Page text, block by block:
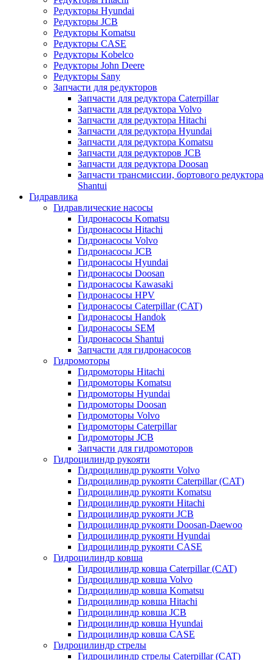
Редукторы Hyundai
Редукторы JCB
Редукторы Komatsu
Редукторы CASE
Редукторы Kobelco
Редукторы John Deere
Редукторы Sany
Запчасти для редукторов
Запчасти для редуктора Caterpillar
Запчасти для редуктора Volvo
Запчасти для редуктора Hitachi
Запчасти для редуктора Hyundai
Запчасти для редуктора Komatsu
Запчасти для редукторов JCB
Запчасти для редуктора Doosan
Запчасти трансмиссии, бортового редуктора
Shantui
Гидравлика
Гидравлические насосы
Гидронасосы Komatsu
Гидронасосы Hitachi
Гидронасосы Volvo
Гидронасосы JCB
Гидронасосы Hyundai
Гидронасосы Doosan
Гидронасосы Kawasaki
Гидронасосы HPV
Гидронасосы Caterpillar (CAT)
Гидронасосы Handok
Гидронасосы SEM
Гидронасосы Shantui
Запчасти для гидронасосов
Гидромоторы
Гидромоторы Hitachi
Гидромоторы Komatsu
Гидромоторы Hyundai
Гидромоторы Doosan
Гидромоторы Volvo
Гидромоторы Caterpillar
Гидромоторы JCB
Запчасти для гидромоторов
Гидроцилиндр рукояти
Гидроцилиндр рукояти Volvo
Гидроцилиндр рукояти Caterpillar (CAT)
Гидроцилиндр рукояти Komatsu
Гидроцилиндр рукояти Hitachi
Гидроцилиндр рукояти JCB
Гидроцилиндр рукояти Doosan-Daewoo
Гидроцилиндр рукояти Hyundai
Гидроцилиндр рукояти CASE
Гидроцилиндр ковша
Гидроцилиндр ковша Caterpillar (CAT)
Гидроцилиндр ковша Volvo
Гидроцилиндр ковша Komatsu
Гидроцилиндр ковша Hitachi
Гидроцилиндр ковша JCB
Гидроцилиндр ковша Hyundai
Гидроцилиндр ковша CASE
Гидроцилиндр стрелы
Гидроцилиндр стрелы Caterpillar (CAT)